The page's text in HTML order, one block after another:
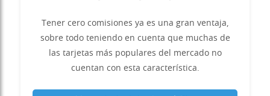
Tener cero comisiones ya es una gran ventaja,
sobre todo teniendo en cuenta que muchas de
las tarjetas más populares del mercado no
cuentan con esta característica.